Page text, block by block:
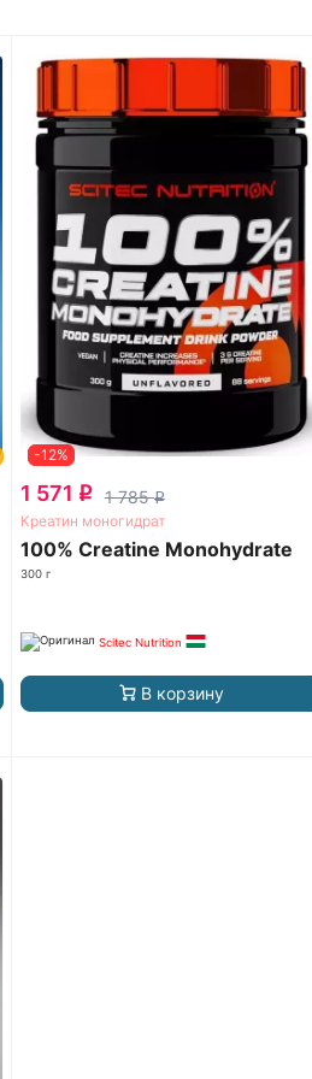
-12%
1 571 q 1 785q
Креатин моногидрат
100% Creatine Monohydrate
300 г
Scitec Nutrition
В корзину